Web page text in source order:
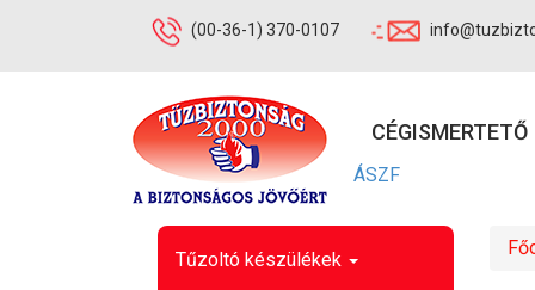
(00-36-1) 370-0107
CÉGISMERTETŐ
ÁSZF
Tűzoltó készülékek